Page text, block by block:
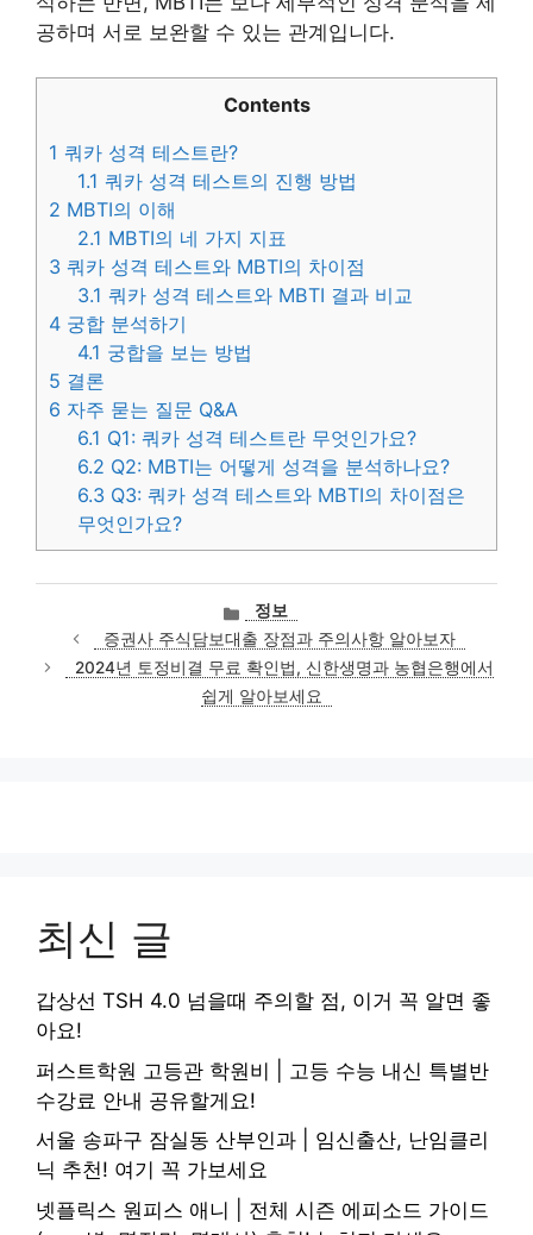
공하며 서로 보완할 수 있는 관계입니다.
Contents
1 쿼카 성격 테스트란?
1.1 쿼카 성격 테스트의 진행 방법
2 MBTI의 이해
2.1 MBTI의 네 가지 지표
3 쿼카 성격 테스트와 MBTI의 차이점
3.1 쿼카 성격 테스트와 MBTI 결과 비교
4 궁합 분석하기
4.1 궁합을 보는 방법
5 결론
6 자주 묻는 질문 Q&A
6.1 Q1: 쿼카 성격 테스트란 무엇인가요?
6.2 Q2: MBTI는 어떻게 성격을 분석하나요?
6.3 Q3: 쿼카 성격 테스트와 MBTI의 차이점은
무엇인가요?
카
테
고
리
정보
증권사 주식담보대출 장점과 주의사항 알아보자
2024년 토정비결 무료 확인법, 신한생명과 농협은행에서
쉽게 알아보세요
최신 글
갑상선 TSH 4.0 넘을때 주의할 점, 이거 꼭 알면 좋
아요!
퍼스트학원 고등관 학원비 | 고등 수능 내신 특별반
수강료 안내 공유할게요!
서울 송파구 잠실동 산부인과 | 임신출산, 난임클리
닉 추천! 여기 꼭 가보세요
넷플릭스 원피스 애니 | 전체 시즌 에피소드 가이드